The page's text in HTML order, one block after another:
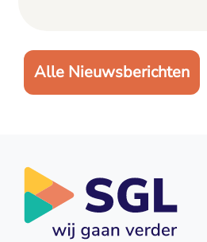
Alle Nieuwsberichten